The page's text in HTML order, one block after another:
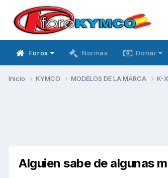
Foros Normas Donar
Inicio KYMCO MODELOS DE LA MARCA K-
Alguien sabe de algunas